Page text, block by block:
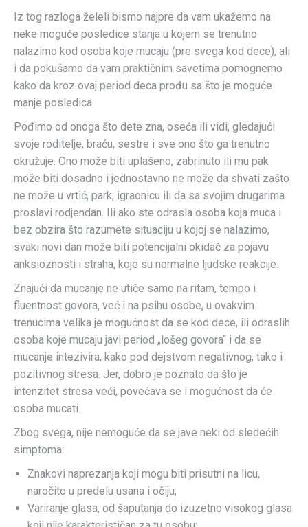
Iz tog razloga želeli bismo najpre da vam ukažemo na
neke moguće posledice stanja u kojem se trenutno
nalazimo kod osoba koje mucaju (pre svega kod dece), ali
i da pokušamo da vam praktičnim savetima pomognemo
kako da kroz ovaj period deca prođu sa što je moguće
manje posledica.
Pođimo od onoga što dete zna, oseća ili vidi, gledajući
svoje roditelje, braću, sestre i sve ono što ga trenutno
okružuje. Ono može biti uplašeno, zabrinuto ili mu pak
može biti dosadno i jednostavno ne može da shvati zašto
ne može u vrtić, park, igraonicu ili da sa svojim drugarima
proslavi rodjendan. Ili ako ste odrasla osoba koja muca i
bez obzira što razumete situaciju u kojoj se nalazimo,
svaki novi dan može biti potencijalni okidač za pojavu
anksioznosti i straha, koje su normalne ljudske reakcije.
Znajući da mucanje ne utiče samo na ritam, tempo i
fluentnost govora, već i na psihu osobe, u ovakvim
trenucima velika je mogućnost da se kod dece, ili odraslih
osoba koje mucaju javi period „lošeg govora“ i da se
mucanje intezivira, kako pod dejstvom negativnog, tako i
pozitivnog stresa. Jer, dobro je poznato da što je
intenzitet stresa veći, povećava se i mogućnost da će
osoba mucati.
Zbog svega, nije nemoguće da se jave neki od sledećih
simptoma:
Znakovi naprezanja koji mogu biti prisutni na licu,
naročito u predelu usana i očiju;
Variranje glasa, od šaputanja do izuzetno visokog glasa